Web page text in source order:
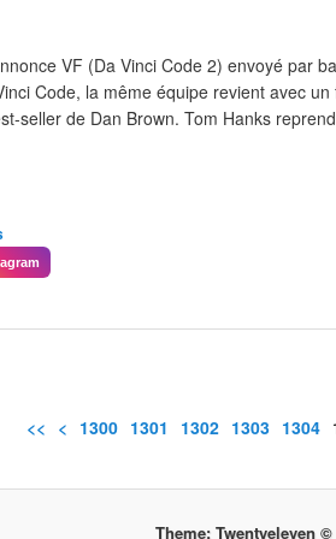
VF (Da Vinci Code 2) envoyé par
Code, la même équipe revient avec
seller de Dan Brown. Tom Hanks
<< < 1300 1301 1302 1303 1304
Theme: Twentyeleven